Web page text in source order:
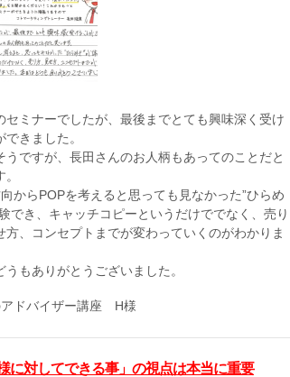
セミナーでしたが、最後までとても興味深く受け
できました。
うですが、長田さんのお人柄もあってのことだと
からPOPを考えると思っても見なかった”ひらめ
でき、キャッチコピーというだけででなく、売り
方、コンセプトまでが変わっていくのがわかりま
うもありがとうございました。
ドバイザー講座 H様
に対してできる事」の視点は本当に重要